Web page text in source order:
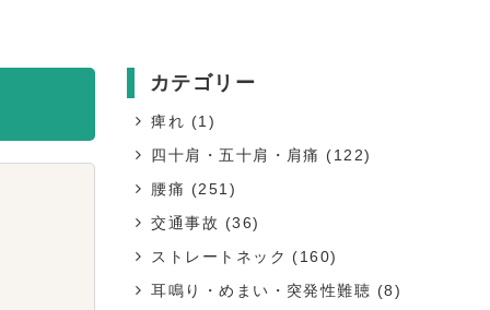
カテゴリー
痺れ (1)
四十肩・五十肩・肩痛 (122)
腰痛 (251)
交通事故 (36)
ストレートネック (160)
耳鳴り・めまい・突発性難聴 (8)